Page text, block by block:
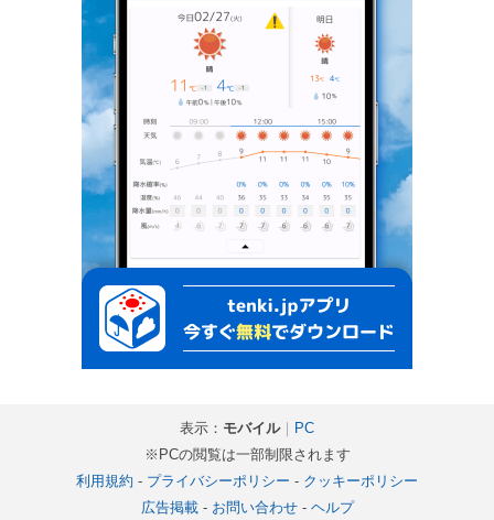
表示： モバイル｜ PC
※PCの閲覧は一部制限されます
利用規約 - プライバシーポリシー - クッキーポリシー
広告掲載- お問い合わせ- ヘルプ